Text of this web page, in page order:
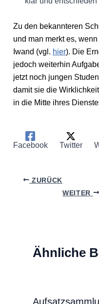
Zu den bekannteren
und man merkt es,
Iwand (vgl. hier). Die
jedoch weiterhin
jetzt noch jungen
damit sie die
in die Mitte ihres
Facebook Twitter
ZURÜCK
WEITER
Ähnliche